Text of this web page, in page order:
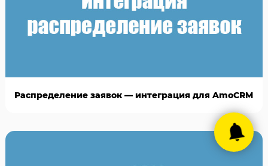
Распределение заявок — интеграция для AmoCRM